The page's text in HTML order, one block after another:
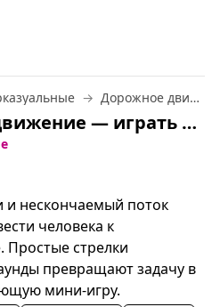
Дорожное движение
Дорожное движение — играть онлайн бесплатно
и нескончаемый поток
человека к
стрелки
превращают задачу в
мини-игру.